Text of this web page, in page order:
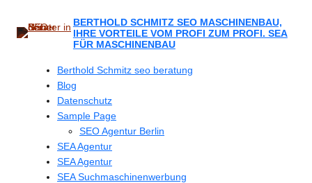
springen
BERTHOLD SCHMITZ SEO MASCHINENBAU,
IHRE VORTEILE VOM PROFI ZUM PROFI. SEA
FÜR MASCHINENBAU
Berthold Schmitz seo beratung
Blog
Datenschutz
Sample Page
SEO Agentur Berlin
SEA Agentur
SEA Agentur
SEA Suchmaschinenwerbung